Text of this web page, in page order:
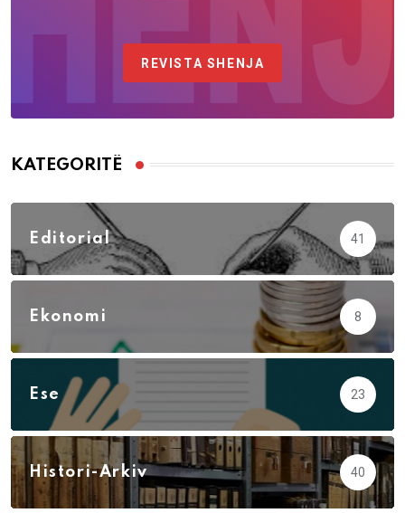
REVISTA SHENJA
KATEGORITË
Editorial 41
Ekonomi 8
Ese 23
Histori-Arkiv 40